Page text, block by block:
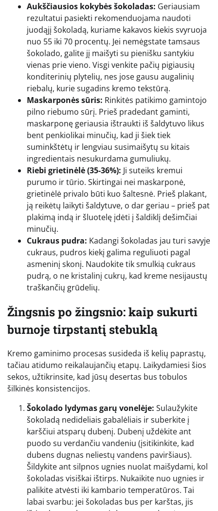
Aukščiausios kokybės šokoladas: Geriausiam
rezultatui pasiekti rekomenduojama naudoti
juodąjį šokoladą, kuriame kakavos kiekis svyruoja
nuo 55 iki 70 procentų. Jei nemėgstate tamsaus
šokolado, galite jį maišyti su pienišku santykiu
vienas prie vieno. Visgi venkite pačių pigiausių
konditerinių plytelių, nes jose gausu augalinių
riebalų, kurie sugadins kremo tekstūrą.
Maskarponės sūris: Rinkitės patikimo gamintojo
pilno riebumo sūrį. Prieš pradedant gaminti,
maskarponę geriausia ištraukti iš šaldytuvo likus
bent penkiolikai minučių, kad ji šiek tiek
suminkštėtų ir lengviau susimaišytų su kitais
ingredientais nesukurdama gumuliukų.
Riebi grietinėlė (35-36%): Ji suteiks kremui
purumo ir tūrio. Skirtingai nei maskarponė,
grietinėlė privalo būti kuo šaltesnė. Prieš plakant,
ją reikėtų laikyti šaldytuve, o dar geriau – prieš pat
plakimą indą ir šluotelę įdėti į šaldiklį dešimčiai
minučių.
Cukraus pudra: Kadangi šokoladas jau turi savyje
cukraus, pudros kiekį galima reguliuoti pagal
asmeninį skonį. Naudokite tik smulkią cukraus
pudrą, o ne kristalinį cukrų, kad kreme nesijaustų
traškančių grūdelių.
Žingsnis po žingsnio: kaip sukurti
burnoje tirpstantį stebuklą
Kremo gaminimo procesas susideda iš kelių paprastų,
tačiau atidumo reikalaujančių etapų. Laikydamiesi šios
sekos, užtikrinsite, kad jūsų desertas bus tobulos
šilkinės konsistencijos.
Šokolado lydymas garų vonelėje: Sulaužykite
šokoladą nedideliais gabalėliais ir suberkite į
karščiui atsparų dubenį. Dubenį uždėkite ant
puodo su verdančiu vandeniu (įsitikinkite, kad
dubens dugnas neliestų vandens paviršiaus).
Šildykite ant silpnos ugnies nuolat maišydami, kol
šokoladas visiškai ištirps. Nukaikite nuo ugnies ir
palikite atvėsti iki kambario temperatūros. Tai
labai svarbu: jei šokoladas bus per karštas, jis